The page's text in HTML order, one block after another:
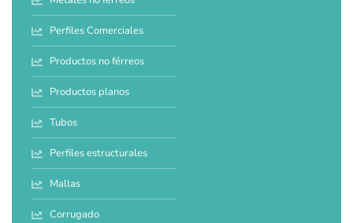
Perfiles Comerciales
Productos no férreos
Productos planos
Tubos
Perfiles estructurales
Mallas
Corrugado